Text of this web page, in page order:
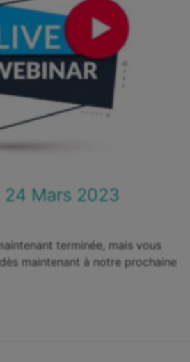
Mars 2023
terminée, mais vous
maintenant à notre prochaine